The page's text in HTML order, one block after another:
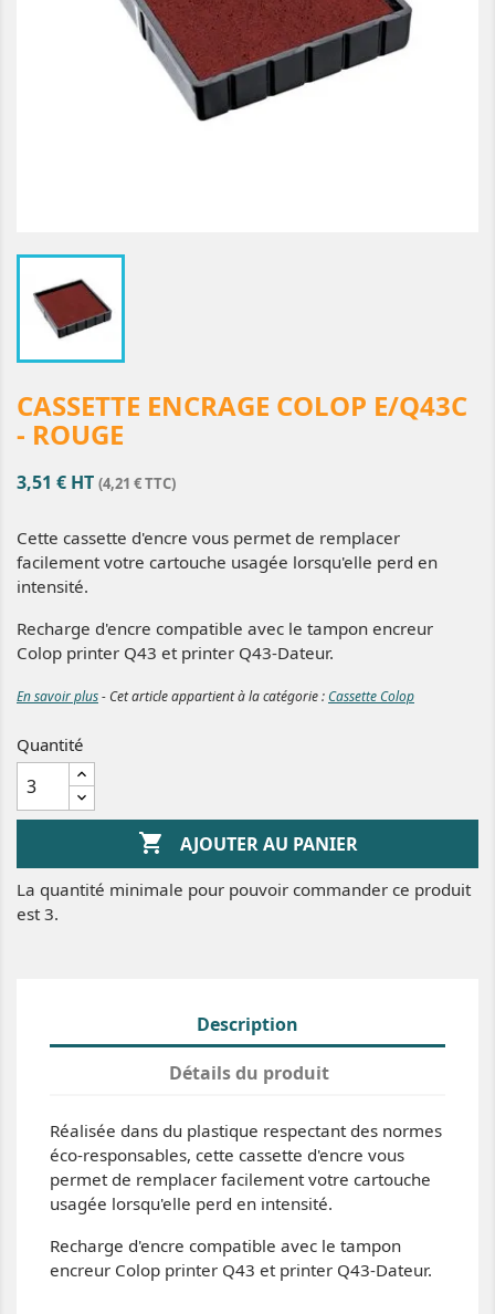
CASSETTE ENCRAGE COLOP E/Q43C
- ROUGE
3,51 € HT (4,21 € TTC)
Cette cassette d'encre vous permet de remplacer
facilement votre cartouche usagée lorsqu'elle perd en
intensité.
Recharge d'encre compatible avec le tampon encreur
Colop printer Q43 et printer Q43-Dateur.
En savoir plus- Cet article appartient à la catégorie :Cassette Colop
Quantité
 AJOUTER AU PANIER
La quantité minimale pour pouvoir commander ce produit
est 3.
Description
Détails du produit
Réalisée dans du plastique respectant des normes
éco-responsables, cette cassette d'encre vous
permet de remplacer facilement votre cartouche
usagée lorsqu'elle perd en intensité.
Recharge d'encre compatible avec le tampon
encreur Colop printer Q43 et printer Q43-Dateur.